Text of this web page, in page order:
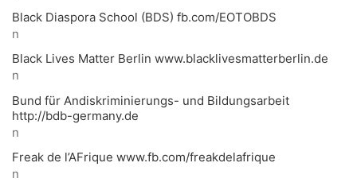
Black Diaspora School (BDS) fb.com/EOTOBDS
n
Black Lives Matter Berlin www.blacklivesmatterberlin.de
n
Bund für Andiskriminierungs- und Bildungsarbeit
http://bdb-germany.de
n
Freak de l’AFrique www.fb.com/freakdelafrique
n